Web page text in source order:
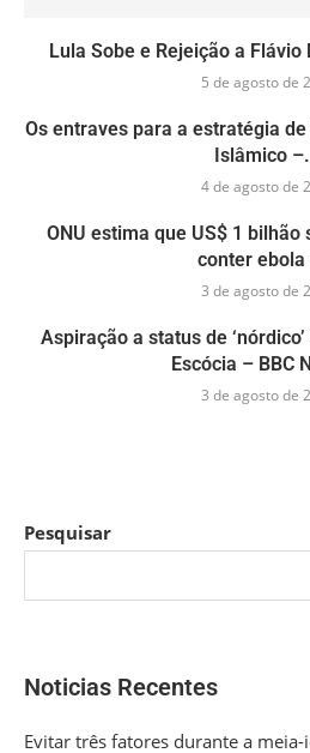
Lula Sobe e Rejeição a Flávio
5 de agosto de
Os entraves para a estratégia
Islâmico
4 de agosto de
ONU estima que US$ 1 bilhão
conter
3 de agosto de
Aspiração a status de
Escócia – BBC
3 de agosto de
Pesquisar
Noticias Recentes
Evitar três fatores durante a meia-